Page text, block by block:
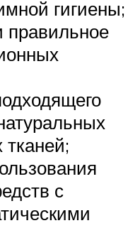
гигиены;
правильное
тканей;
с